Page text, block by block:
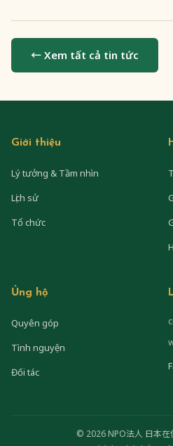
← Xem tất cả tin tức
Giới thiệu
Lý tưởng & Tầm nhìn
Lịch sử
Tổ chức
Ủng hộ
Quyên góp
Tình nguyện
Đối tác
© 2026 NPO法人 日本在